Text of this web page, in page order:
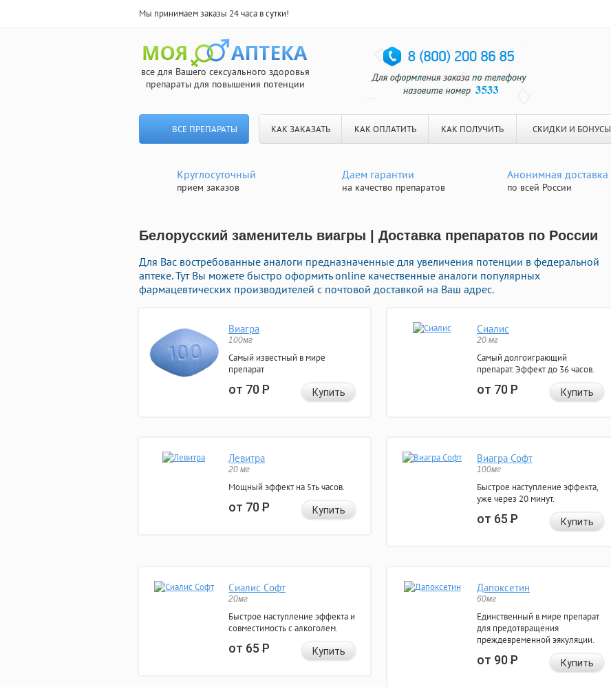
Мы принимаем заказы 24 часа в сутки!
все для Вашего сексуального здоровья
препараты для повышения потенции
ВСЕ ПРЕПАРАТЫ КАК ЗАКАЗАТЬ КАК ОПЛАТИТЬ КАК ПОЛУЧИТЬ СКИДКИ И БОНУСЫ
Круглосуточный
прием заказов
Даем гарантии
на качество препаратов
Анонимная доставка
по всей России
Белорусский заменитель виагры | Доставка препаратов по России
Для Вас востребованные аналоги предназначенные для увеличения потенции в федеральной
аптеке. Тут Вы можете быстро оформить online качественные аналоги популярных
фармацевтических производителей с почтовой доставкой на Ваш адрес.
Виагра
100мг
Самый известный в мире
препарат
от 70Р Купить
Сиалис
20 мг
Самый долгоиграющий
препарат. Эффект до 36 часов.
от 70Р Купить
Левитра
20 мг
Мощный эффект на 5ть часов.
от 70Р Купить
Виагра Софт
100мг
Быстрое наступление эффекта,
уже через 20 минут.
от 65Р Купить
Сиалис Софт
20мг
Быстрое наступление эффекта и
совместимость с алкоголем.
от 65Р Купить
Дапоксетин
60мг
Единственный в мире препарат
для предотвращения
преждевременной эякуляции.
от 90Р Купить